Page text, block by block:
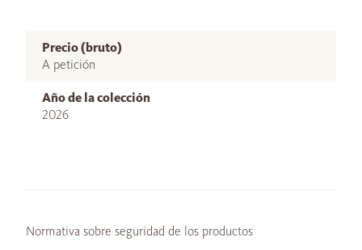
Precio (bruto)
A petición
Año de la colección
2026
Normativa sobre seguridad de los productos